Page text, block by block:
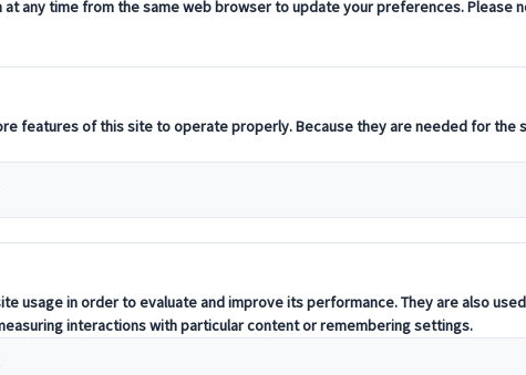
ロンドンでは、映画のロケ地を巡る
市内観光ツアー ワーナー
ッター体験が楽しめます。
どちらも映画の世界観を深く体験できる人気コンテンツです。
ロンドン市内ハリー・ポッター ロケ地巡りツ
ロンドン市内に点在する映画ロケ地を巡るプライベートツアーで
キングスクロス駅9と3/4番線やミレニアムブリッジなど、映画の